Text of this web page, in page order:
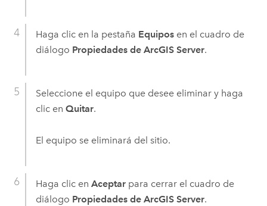
Haga clic en la pestaña Equiposen el cuadro de
diálogo Propiedades de ArcGIS Server.
Seleccione el equipo que desee eliminar y haga
clic en Quitar.
El equipo se eliminará del sitio.
Haga clic en Aceptarpara cerrar el cuadro de
diálogo Propiedades de ArcGIS Server.